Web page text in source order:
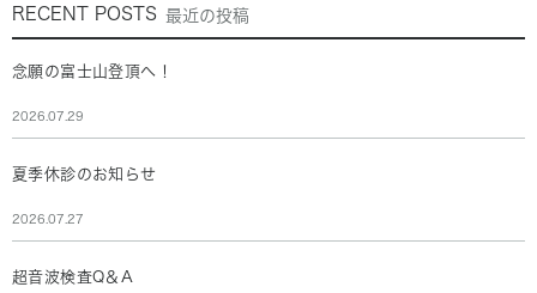
RECENT POSTS 最近の投稿
念願の富士山登頂へ！
2026.07.29
夏季休診のお知らせ
2026.07.27
超音波検査Q＆A